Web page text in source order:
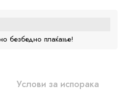
безбедно плаќање!
Услови за испорака